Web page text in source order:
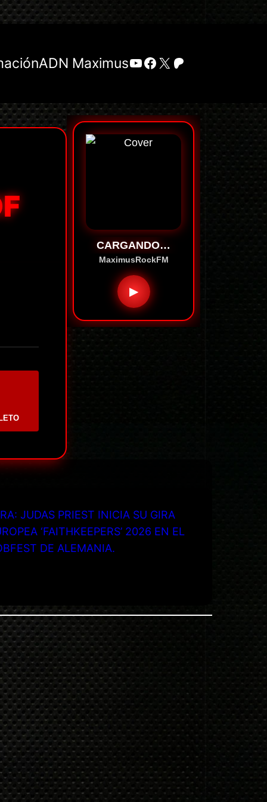
ADN MaximusYouTube
Facebook
X Patreon
CARGANDO…
MaximusRockFM
▶
JUDAS PRIEST INICIA SU GIRA
‘FAITHKEEPERS’ 2026 EN EL
DE ALEMANIA.